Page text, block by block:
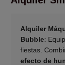
Alquiler
Bubble:
fiestas.
efecto de